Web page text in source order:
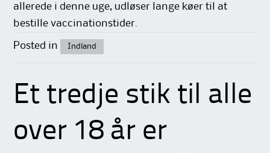
allerede i denne uge, udløser lange køer til at
bestille vaccinationstider.
Posted in Indland
Et tredje stik til alle
over 18 år er